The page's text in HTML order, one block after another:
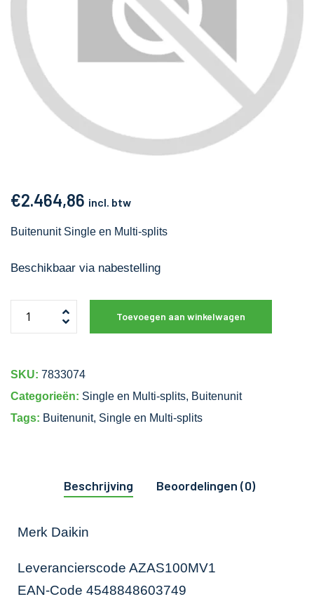
€2.464,86 incl. btw
Buitenunit Single en Multi-splits
Beschikbaar via nabestelling
Toevoegen aan winkelwagen
SKU: 7833074
Categorieën: Single en Multi-splits, Buitenunit
Tags: Buitenunit, Single en Multi-splits
Beschrijving Beoordelingen (0)
Merk Daikin
Leverancierscode AZAS100MV1
EAN-Code 4548848603749